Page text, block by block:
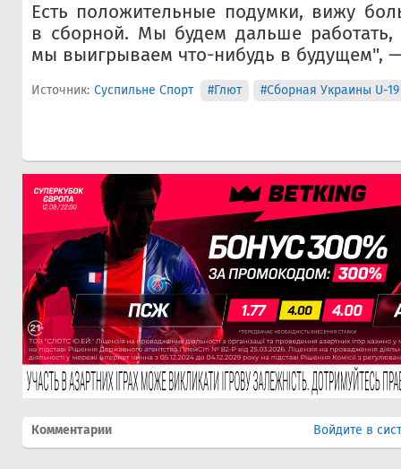
Есть положительные подумки, вижу
в сборной. Мы будем дальше работать,
мы выигрываем что-нибудь в будущем",
Источник: Суспильне Спорт #Глют #Сборная Украины U-19
Комментарии Войдите в